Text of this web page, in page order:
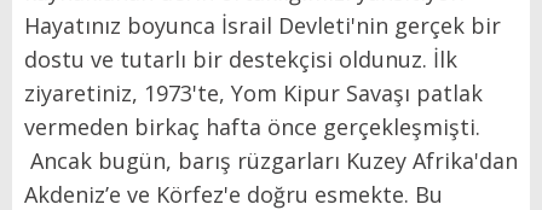
Hayatınız boyunca İsrail Devleti'nin gerçek bir
dostu ve tutarlı bir destekçisi oldunuz. İlk
ziyaretiniz, 1973'te, Yom Kipur Savaşı patlak
vermeden birkaç hafta önce gerçekleşmişti.
Ancak bugün, barış rüzgarları Kuzey Afrika'dan
Akdeniz’e ve Körfez'e doğru esmekte. Bu